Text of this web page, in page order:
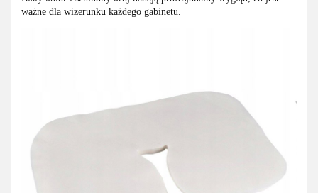
ważne dla wizerunku każdego gabinetu.